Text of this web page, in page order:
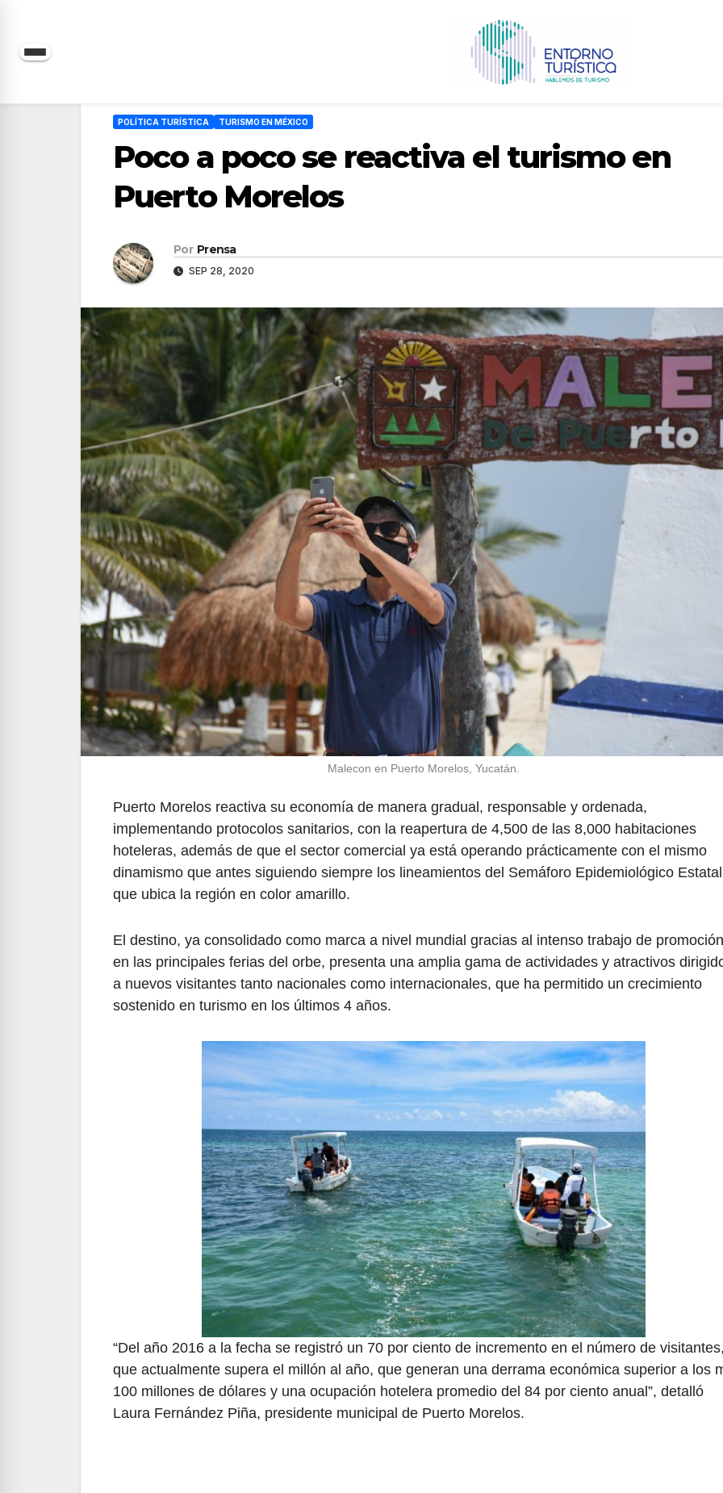
Saltar
POLÍTICA TURÍSTICA TURISMO EN MÉXICO
Poco a poco se reactiva el turismo en
Puerto Morelos
Por Prensa
SEP 28, 2020
Malecon en Puerto Morelos, Yucatán.
Puerto Morelos reactiva su economía de manera gradual, responsable y ordenada,
implementando protocolos sanitarios, con la reapertura de 4,500 de las 8,000 habitaciones
hoteleras, además de que el sector comercial ya está operando prácticamente con el mismo
dinamismo que antes siguiendo siempre los lineamientos del Semáforo Epidemiológico Estatal
que ubica la región en color amarillo.
El destino, ya consolidado como marca a nivel mundial gracias al intenso trabajo de promoción
en las principales ferias del orbe, presenta una amplia gama de actividades y atractivos
a nuevos visitantes tanto nacionales como internacionales, que ha permitido un crecimiento
sostenido en turismo en los últimos 4 años.
“Del año 2016 a la fecha se registró un 70 por ciento de incremento en el número de
que actualmente supera el millón al año, que generan una derrama económica superior a los
100 millones de dólares y una ocupación hotelera promedio del 84 por ciento anual”, detalló
Laura Fernández Piña, presidente municipal de Puerto Morelos.